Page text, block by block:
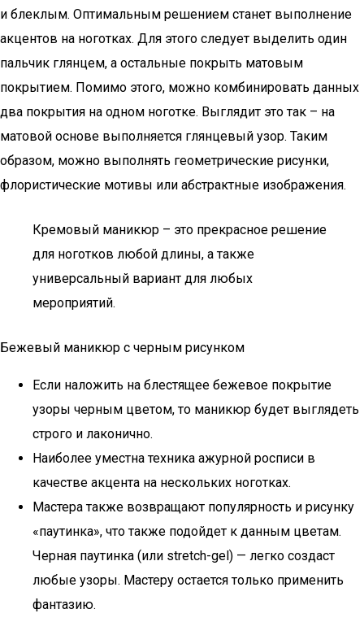
и блеклым. Оптимальным решением станет выполнение
акцентов на ноготках. Для этого следует выделить один
пальчик глянцем, а остальные покрыть матовым
покрытием. Помимо этого, можно комбинировать данных
два покрытия на одном ноготке. Выглядит это так – на
матовой основе выполняется глянцевый узор. Таким
образом, можно выполнять геометрические рисунки,
флористические мотивы или абстрактные изображения.
Кремовый маникюр – это прекрасное решение
для ноготков любой длины, а также
универсальный вариант для любых
мероприятий.
Бежевый маникюр с черным рисунком
Если наложить на блестящее бежевое покрытие
узоры черным цветом, то маникюр будет выглядеть
строго и лаконично.
Наиболее уместна техника ажурной росписи в
качестве акцента на нескольких ноготках.
Мастера также возвращают популярность и рисунку
«паутинка», что также подойдет к данным цветам.
Черная паутинка (или stretch-gel) — легко создаст
любые узоры. Мастеру остается только применить
фантазию.